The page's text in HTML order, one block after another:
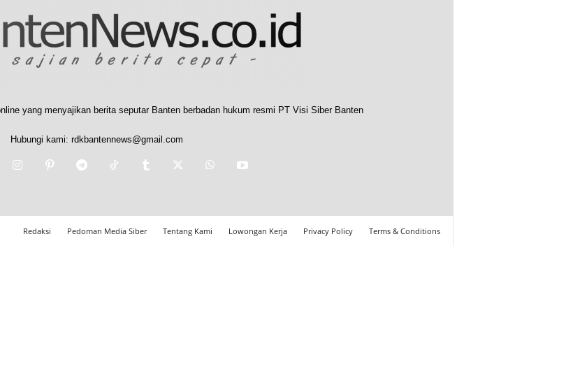
yang menyajikan berita seputar Banten berbadan hukum resmi PT Visi Siber Banten
Hubungi kami: rdkbantennews@gmail.com
Redaksi Pedoman Media Siber Tentang Kami Lowongan Kerja Privacy Policy Terms & Conditions